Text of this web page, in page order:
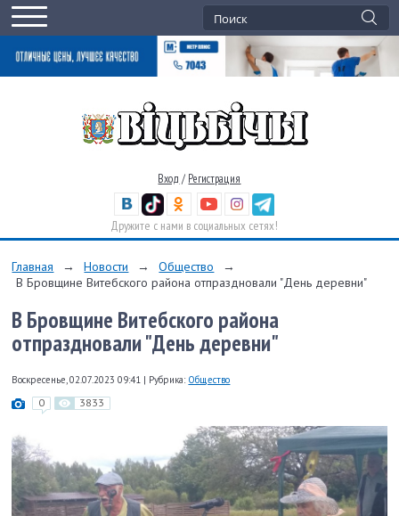
Вход / Регистрация
Дружите с нами в социальных сетях!
Главная → Новости → Общество
→
В Бровщине Витебского района отпраздновали "День деревни"
В Бровщине Витебского района
отпраздновали "День деревни"
Воскресенье, 02.07.2023 09:41 | Рубрика: Общество
0 3833